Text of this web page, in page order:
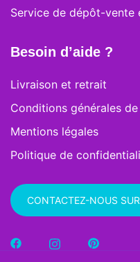
Service de dépôt-vente
Besoin d’aide ?
Livraison et retrait
Conditions générales
Mentions légales
Politique de
CONTACTEZ-NOUS